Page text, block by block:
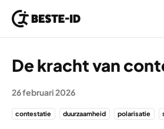
De kracht van
26 februari 2026
contestatie duurzaamheid polarisatie